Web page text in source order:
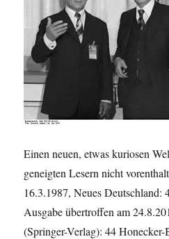
Einen neuen, etwas kuriosen
geneigten Lesern nicht
16.3.1987, Neues Deutschland:
Ausgabe übertroffen am
(Springer-Verlag): 44